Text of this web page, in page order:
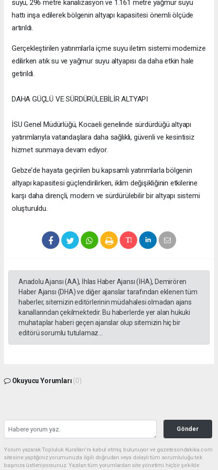
suyu, 296 metre kanalizasyon ve 1.161 metre yağmur suyu
hattı inşa edilerek bölgenin altyapı kapasitesi önemli ölçüde
artırıldı.
Gerçekleştirilen yatırımlarla içme suyu iletim sistemi modernize
edilirken atık su ve yağmur suyu altyapısı da daha etkin hale
getirildi.
DAHA GÜÇLÜ VE SÜRDÜRÜLEBİLİR ALTYAPI
İSU Genel Müdürlüğü, Kocaeli genelinde sürdürdüğü altyapı
yatırımlarıyla vatandaşlara daha sağlıklı, güvenli ve kesintisiz
hizmet sunmaya devam ediyor.
Gebze’de hayata geçirilen bu kapsamlı yatırımlarla bölgenin
altyapı kapasitesi güçlendirilirken, iklim değişikliğinin etkilerine
karşı daha dirençli, modern ve sürdürülebilir bir altyapı sistemi
oluşturuldu.
Anadolu Ajansı (AA), İhlas Haber Ajansı (İHA), Demirören
Haber Ajansı (DHA) ve diğer ajanslar tarafından eklenen tüm
haberler, sitemizin editörlerinin müdahalesi olmadan ajans
kanallarından çekilmektedir. Bu haberlerde yer alan hukuki
muhataplar haberi geçen ajanslar olup sitemizin hiç bir
editörü sorumlu tutulamaz...
Okuyucu Yorumları (0)
Gönder
Yorum yazarak Topluluk Kuralları’nı kabul etmiş bulunuyor ve gazetesondakika.com
sitesine yaptığınız yorumunuzla ilgili doğrudan veya dolaylı tüm sorumluluğu tek
başınıza üstleniyorsunuz. Yazılan tüm yorumlardan site yönetimi hiçbir şekilde